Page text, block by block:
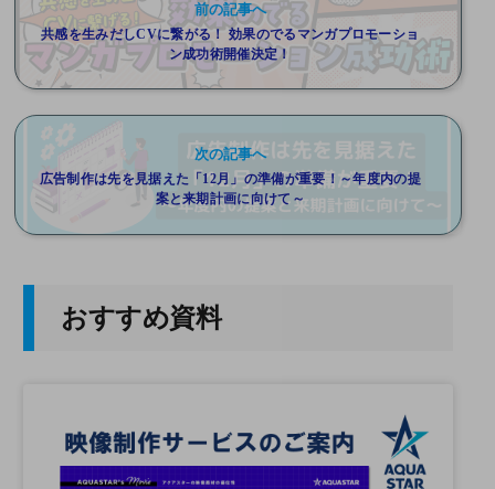
前の記事へ
共感を生みだしCVに繋がる！ 効果のでるマンガプロモーショ
ン成功術開催決定！
次の記事へ
広告制作は先を見据えた「12月」の準備が重要！～年度内の提
案と来期計画に向けて～
おすすめ資料